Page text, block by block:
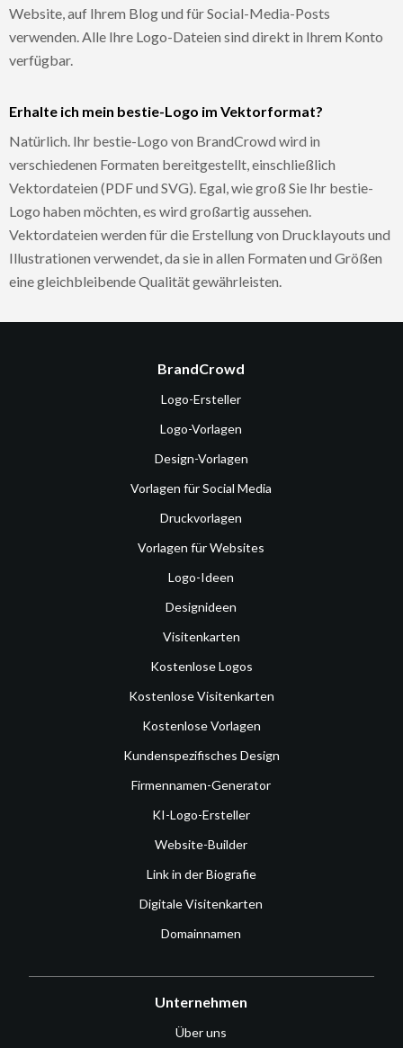
Website, auf Ihrem Blog und für Social-Media-Posts
verwenden. Alle Ihre Logo-Dateien sind direkt in Ihrem Konto
verfügbar.
Erhalte ich mein bestie-Logo im Vektorformat?
Natürlich. Ihr bestie-Logo von BrandCrowd wird in
verschiedenen Formaten bereitgestellt, einschließlich
Vektordateien (PDF und SVG). Egal, wie groß Sie Ihr bestie-
Logo haben möchten, es wird großartig aussehen.
Vektordateien werden für die Erstellung von Drucklayouts und
Illustrationen verwendet, da sie in allen Formaten und Größen
eine gleichbleibende Qualität gewährleisten.
BrandCrowd
Logo-Ersteller
Logo-Vorlagen
Design-Vorlagen
Vorlagen für Social Media
Druckvorlagen
Vorlagen für Websites
Logo-Ideen
Designideen
Visitenkarten
Kostenlose Logos
Kostenlose Visitenkarten
Kostenlose Vorlagen
Kundenspezifisches Design
Firmennamen-Generator
KI-Logo-Ersteller
Website-Builder
Link in der Biografie
Digitale Visitenkarten
Domainnamen
Unternehmen
Über uns